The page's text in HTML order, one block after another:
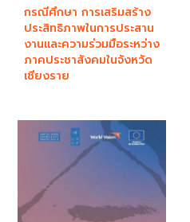
กรณีศึกษา การเสริมสร้าง
ประสิทธิภาพในการประสาน
งานและความร่วมมือระหว่าง
ภาคประชาสังคมในจังหวัด
เชียงราย